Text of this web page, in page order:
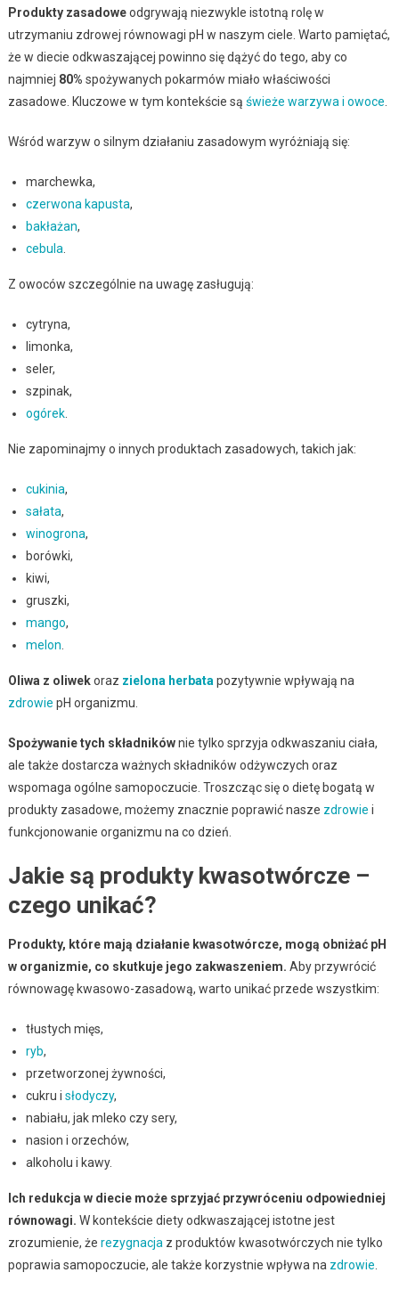
Produkty zasadoweodgrywają niezwykle istotną rolę w
utrzymaniu zdrowej równowagi pH w naszym ciele. Warto pamiętać,
że w diecie odkwaszającej powinno się dążyć do tego, aby co
najmniej 80% spożywanych pokarmów miało właściwości
zasadowe. Kluczowe w tym kontekście są świeże warzywa i owoce.
Wśród warzyw o silnym działaniu zasadowym wyróżniają się:
marchewka,
czerwona kapusta,
bakłażan,
cebula.
Z owoców szczególnie na uwagę zasługują:
cytryna,
limonka,
seler,
szpinak,
ogórek.
Nie zapominajmy o innych produktach zasadowych, takich jak:
cukinia,
sałata,
winogrona,
borówki,
kiwi,
gruszki,
mango,
melon.
Oliwa z oliwekoraz zielona herbatapozytywnie wpływają na
zdrowie pH organizmu.
Spożywanie tych składnikównie tylko sprzyja odkwaszaniu ciała,
ale także dostarcza ważnych składników odżywczych oraz
wspomaga ogólne samopoczucie. Troszcząc się o dietę bogatą w
produkty zasadowe, możemy znacznie poprawić nasze zdrowie i
funkcjonowanie organizmu na co dzień.
Jakie są produkty kwasotwórcze –
czego unikać?
Produkty, które mają działanie kwasotwórcze, mogą obniżać pH
w organizmie, co skutkuje jego zakwaszeniem. Aby przywrócić
równowagę kwasowo-zasadową, warto unikać przede wszystkim:
tłustych mięs,
ryb,
przetworzonej żywności,
cukru i słodyczy,
nabiału, jak mleko czy sery,
nasion i orzechów,
alkoholu i kawy.
Ich redukcja w diecie może sprzyjać przywróceniu odpowiedniej
równowagi. W kontekście diety odkwaszającej istotne jest
zrozumienie, że rezygnacjaz produktów kwasotwórczych nie tylko
poprawia samopoczucie, ale także korzystnie wpływa na zdrowie.